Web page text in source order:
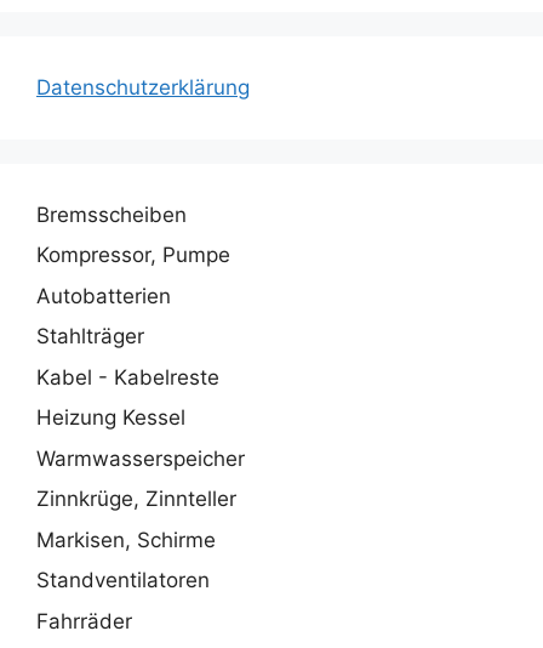
Datenschutzerklärung
Bremsscheiben
Kompressor, Pumpe
Autobatterien
Stahlträger
Kabel - Kabelreste
Heizung Kessel
Warmwasserspeicher
Zinnkrüge, Zinnteller
Markisen, Schirme
Standventilatoren
Fahrräder